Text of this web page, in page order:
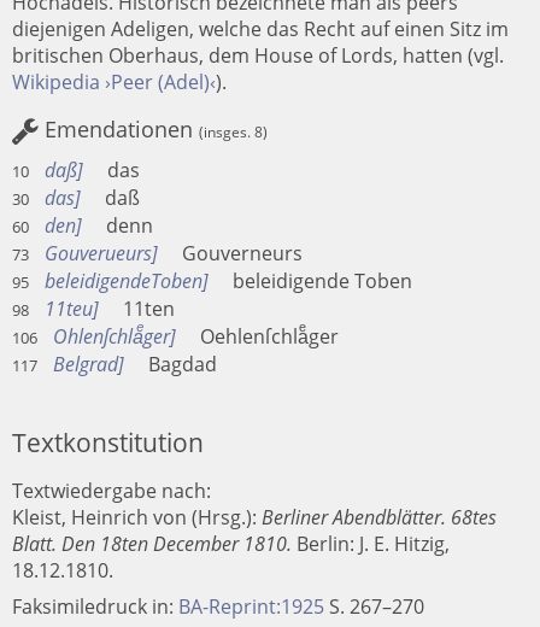
diejenigen Adeligen, welche das Recht auf einen Sitz im
britischen Oberhaus, dem House of Lords, hatten (vgl.
Wikipedia ›Peer (Adel)‹).
Emendationen (insges. 8)
10 daß das
30 das daß
60 den denn
73 Gouverueurs Gouverneurs
95 beleidigendeToben beleidigende Toben
98 11teu 11ten
106 Ohlenſchlaͤger Oehlenſchlaͤger
117 Belgrad Bagdad
Textkonstitution
Textwiedergabe nach:
Kleist, Heinrich von (Hrsg.): Berliner Abendblätter. 68tes
Blatt. Den 18ten December 1810. Berlin: J. E. Hitzig,
18.12.1810.
Faksimiledruck in: BA-Reprint:1925 S. 267–270